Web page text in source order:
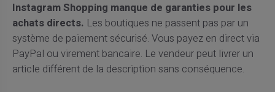
Instagram Shopping manque de garanties pour les
achats directs. Les boutiques ne passent pas par un
système de paiement sécurisé. Vous payez en direct via
PayPal ou virement bancaire. Le vendeur peut livrer un
article différent de la description sans conséquence.